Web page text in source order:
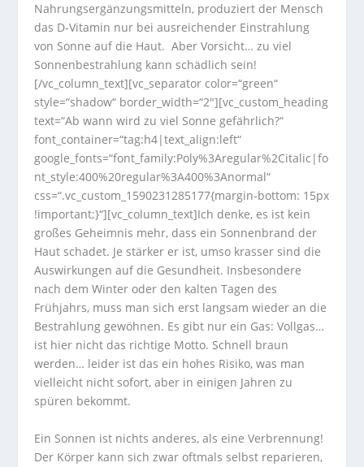
Nahrungsergänzungsmitteln, produziert der Mensch
das D-Vitamin nur bei ausreichender Einstrahlung
von Sonne auf die Haut. Aber Vorsicht… zu viel
Sonnenbestrahlung kann schädlich sein!
[/vc_column_text][vc_separator color=“green“
style=“shadow“ border_width=“2″][vc_custom_heading
text=“Ab wann wird zu viel Sonne gefährlich?“
font_container=“tag:h4|text_align:left“
google_fonts=“font_family:Poly%3Aregular%2Citalic|fo
nt_style:400%20regular%3A400%3Anormal“
css=“.vc_custom_1590231285177{margin-bottom: 15px
!important;}“][vc_column_text]Ich denke, es ist kein
großes Geheimnis mehr, dass ein Sonnenbrand der
Haut schadet. Je stärker er ist, umso krasser sind die
Auswirkungen auf die Gesundheit. Insbesondere
nach dem Winter oder den kalten Tagen des
Frühjahrs, muss man sich erst langsam wieder an die
Bestrahlung gewöhnen. Es gibt nur ein Gas: Vollgas…
ist hier nicht das richtige Motto. Schnell braun
werden… leider ist das ein hohes Risiko, was man
vielleicht nicht sofort, aber in einigen Jahren zu
spüren bekommt.
Ein Sonnen ist nichts anderes, als eine Verbrennung!
Der Körper kann sich zwar oftmals selbst reparieren,